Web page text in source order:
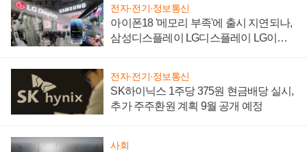
전자·전기·정보통신
아이폰18 '메모리 부족'에 출시 지연되나,
삼성디스플레이 LG디스플레이 LG이노
전자·전기·정보통신
SK하이닉스 1주당 375원 현금배당 실시,
추가 주주환원 계획 9월 공개 예정
사회